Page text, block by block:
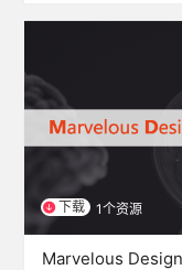
下载 1个资源
Marvelous